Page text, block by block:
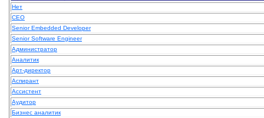
Нет
CEO
Senior Embedded Developer
Senior Software Engineer
Администратор
Аналитик
Арт-директор
Аспирант
Ассистент
Аудитор
Бизнес аналитик